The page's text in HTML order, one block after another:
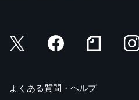
よくある質問・ヘルプ